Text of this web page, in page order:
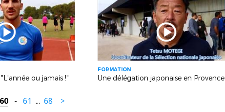
ou jamais !"
FORMATION
Une délégation japonaise en Provence
60 - 61 ... 68 >